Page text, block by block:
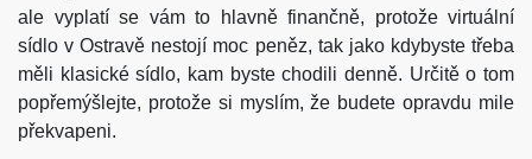
ale vyplatí se vám to hlavně finančně, protože virtuální
sídlo v Ostravě nestojí moc peněz, tak jako kdybyste třeba
měli klasické sídlo, kam byste chodili denně. Určitě o tom
popřemýšlejte, protože si myslím, že budete opravdu mile
překvapeni.